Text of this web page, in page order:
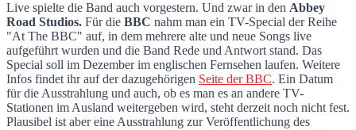
Live spielte die Band auch vorgestern. Und zwar in den Abbey
Road Studios. Für die BBC nahm man ein TV-Special der Reihe
"At The BBC" auf, in dem mehrere alte und neue Songs live
aufgeführt wurden und die Band Rede und Antwort stand. Das
Special soll im Dezember im englischen Fernsehen laufen. Weitere
Infos findet ihr auf der dazugehörigen Seite der BBC. Ein Datum
für die Ausstrahlung und auch, ob es man es an andere TV-
Stationen im Ausland weitergeben wird, steht derzeit noch nicht fest.
Plausibel ist aber eine Ausstrahlung zur Veröffentlichung des